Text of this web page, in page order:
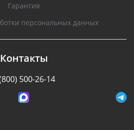
Гарантия
персональных данных
Контакты
500-26-14